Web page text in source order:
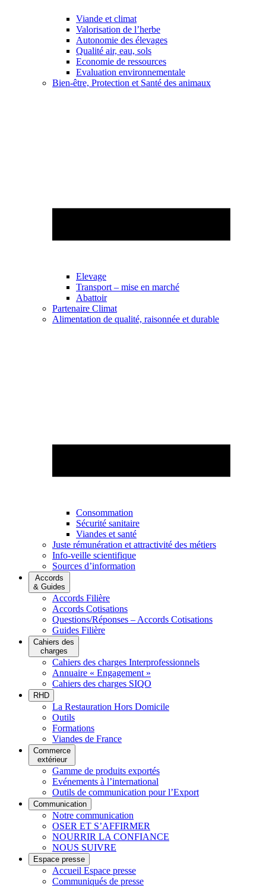
Viande et climat
Valorisation de l’herbe
Autonomie des élevages
Qualité air, eau, sols
Economie de ressources
Evaluation environnementale
Bien-être, Protection et Santé des animaux
Elevage
Transport – mise en marché
Abattoir
Partenaire Climat
Alimentation de qualité, raisonnée et durable
Consommation
Sécurité sanitaire
Viandes et santé
Juste rémunération et attractivité des métiers
Info-veille scientifique
Sources d’information
Accords
& Guides
Accords Filière
Accords Cotisations
Questions/Réponses – Accords Cotisations
Guides Filière
Cahiers des
charges
Cahiers des charges Interprofessionnels
Annuaire « Engagement »
Cahiers des charges SIQO
RHD
La Restauration Hors Domicile
Outils
Formations
Viandes de France
Commerce
extérieur
Gamme de produits exportés
Evénements à l’international
Outils de communication pour l’Export
Communication
Notre communication
OSER ET S’AFFIRMER
NOURRIR LA CONFIANCE
NOUS SUIVRE
Espace presse
Accueil Espace presse
Communiqués de presse